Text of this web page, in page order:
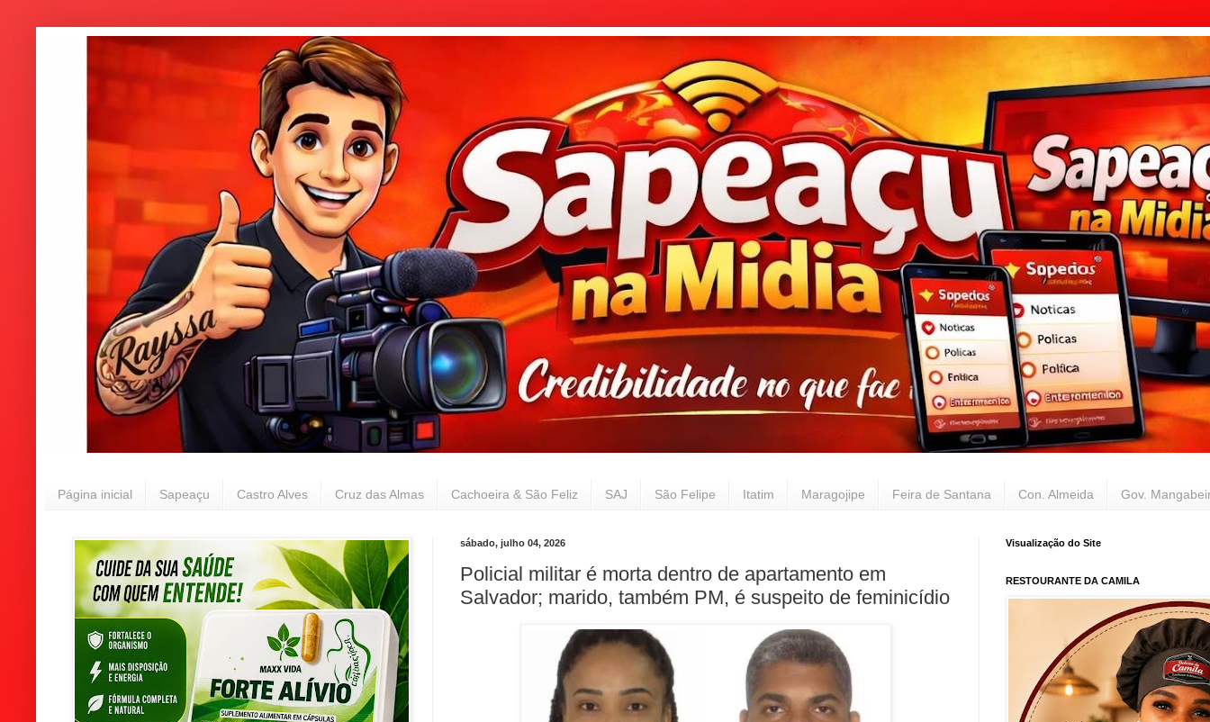
Página inicial Sapeaçu Castro Alves Cruz das Almas Cachoeira & São Feliz SAJ São Felipe Itatim Maragojipe Feira de Santana Con. Almeida Gov.
sábado, julho 04, 2026
Policial militar é morta dentro de apartamento em
Salvador; marido, também PM, é suspeito de feminicídio
Visualização do Site
RESTOURANTE DA CAMILA